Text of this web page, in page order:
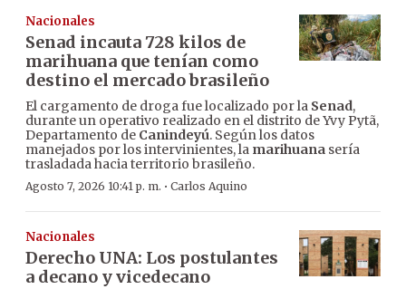
Nacionales
Senad incauta 728 kilos de
marihuana que tenían como
destino el mercado brasileño
El cargamento de droga fue localizado por la Senad,
durante un operativo realizado en el distrito de Yvy Pytã,
Departamento de Canindeyú. Según los datos
manejados por los intervinientes, la marihuana sería
trasladada hacia territorio brasileño.
Agosto 7, 2026 10:41 p. m. · Carlos Aquino
Nacionales
Derecho UNA: Los postulantes
a decano y vicedecano